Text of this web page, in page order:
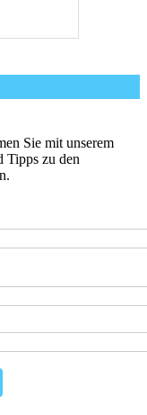
Sie mit unserem
Tipps zu den